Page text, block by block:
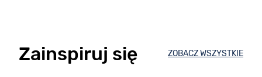
Zainspiruj się ZOBACZ WSZYSTKIE